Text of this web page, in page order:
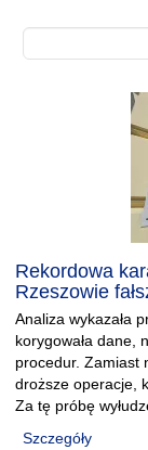
Rekordowa
Rzeszowie
Analiza wykazała
korygowała dane,
procedur. Zamiast
droższe operacje,
Za tę próbę
Szczegóły